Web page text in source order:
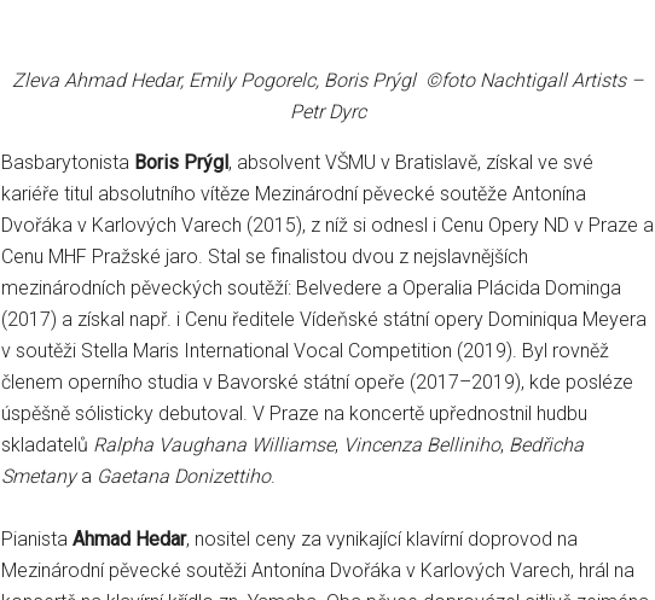
Zleva Ahmad Hedar, Emily Pogorelc, Boris Prýgl ©foto Nachtigall Artists –
Petr Dyrc
Basbarytonista Boris Prýgl , absolvent VŠMU v Bratislavě, získal ve své
kariéře titul absolutního vítěze Mezinárodní pěvecké soutěže Antonína
Dvořáka v Karlových Varech (2015), z níž si odnesl i Cenu Opery ND v Praze a
Cenu MHF Pražské jaro. Stal se finalistou dvou z nejslavnějších
mezinárodních pěveckých soutěží: Belvedere a Operalia Plácida Dominga
(2017) a získal např. i Cenu ředitele Vídeňské státní opery Dominiqua Meyera
v soutěži Stella Maris International Vocal Competition (2019). Byl rovněž
členem operního studia v Bavorské státní opeře (2017–2019), kde posléze
úspěšně sólisticky debutoval. V Praze na koncertě upřednostnil hudbu
skladatelů Ralpha Vaughana Williamse, Vincenza Belliniho, Bedřicha
Smetanya Gaetana Donizettiho.
Pianista Ahmad Hedar, nositel ceny za vynikající klavírní doprovod na
Mezinárodní pěvecké soutěži Antonína Dvořáka v Karlových Varech, hrál na